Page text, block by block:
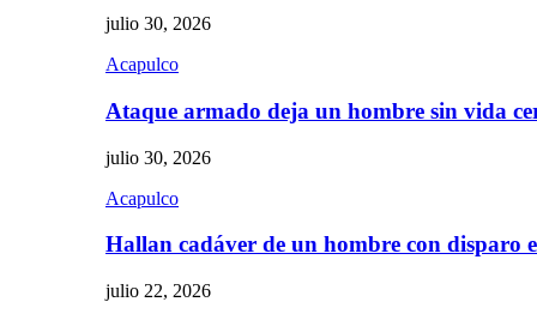
julio 30, 2026
Acapulco
Ataque armado deja un hombre sin vida
julio 30, 2026
Acapulco
Hallan cadáver de un hombre con disparo
julio 22, 2026